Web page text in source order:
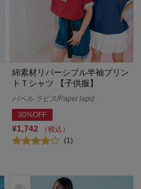
綿素材リバーシブル半袖プリン
トＴシャツ 【子供服】
パペル ラピス/Papel lapiz
30%OFF
¥1,742
（税込）
(1)